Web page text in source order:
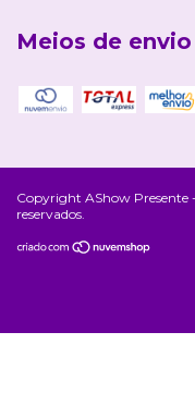
Meios de envio
Copyright AShow Presente
reservados.